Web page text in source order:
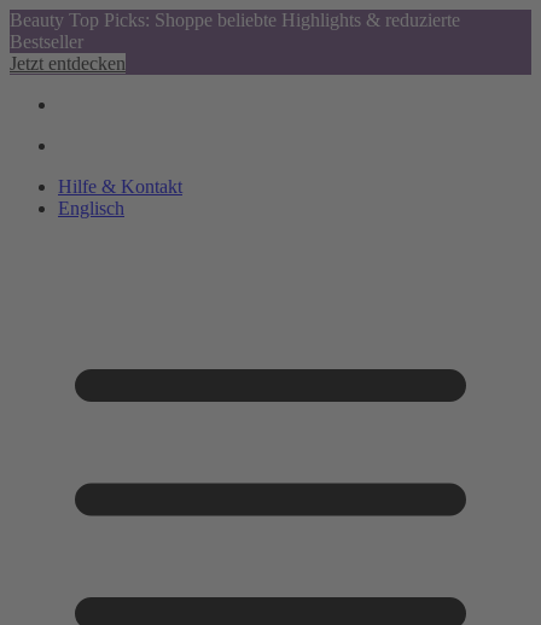
Beauty Top Picks: Shoppe beliebte Highlights & reduzierte
Bestseller
Jetzt entdecken
Hilfe & Kontakt
Englisch